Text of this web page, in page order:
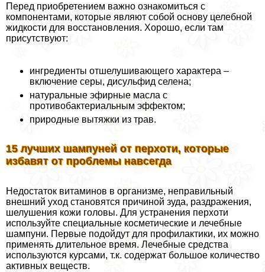
Перед приобретением важно ознакомиться с
компонентами, которые являют собой основу целебной
жидкости для восстановления. Хорошо, если там
присутствуют:
ингредиенты отшелушивающего хаpaктера –
включение серы, дисульфид селена;
натуральные эфирные масла с
противобактериальным эффектом;
природные вытяжки из трав.
15 лучших шампуней от перхоти, которые
избавят от проблемы навсегда
Недостаток витаминов в организме, неправильный
внешний уход становятся причиной зуда, раздражения,
шелушения кожи головы. Для устранения перхоти
используйте специальные косметические и лечебные
шампуни. Первые подойдут для профилактики, их можно
применять длительное время. Лечебные средства
используются курсами, т.к. содержат большое количество
активных веществ.